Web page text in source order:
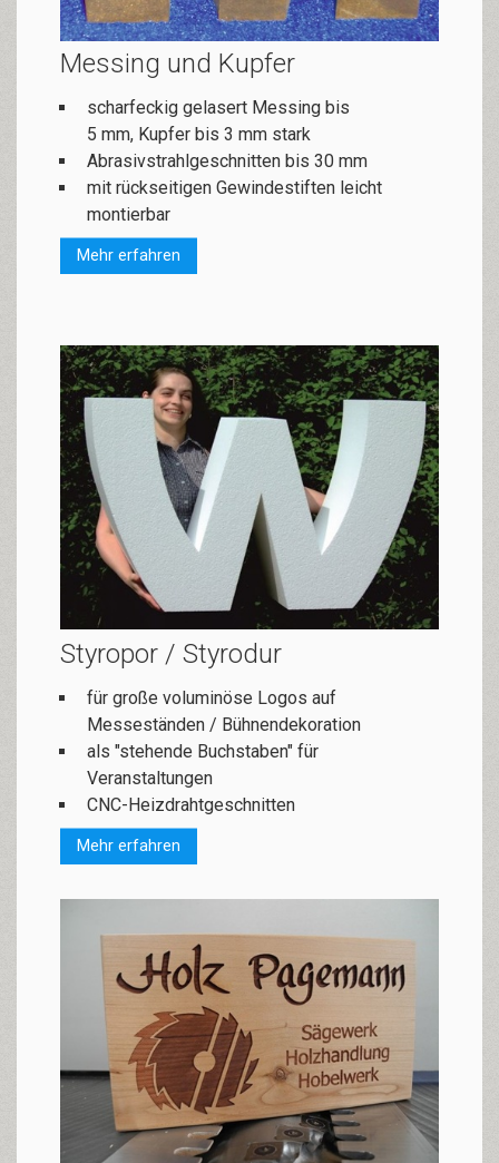
Messing und Kupfer
scharfeckig gelasert Messing bis
5 mm, Kupfer bis 3 mm stark
Abrasivstrahlgeschnitten bis 30 mm
mit rückseitigen Gewindestiften leicht
montierbar
Mehr erfahren
Styropor / Styrodur
für große voluminöse Logos auf
Messeständen / Bühnendekoration
als "stehende Buchstaben" für
Veranstaltungen
CNC-Heizdrahtgeschnitten
Mehr erfahren